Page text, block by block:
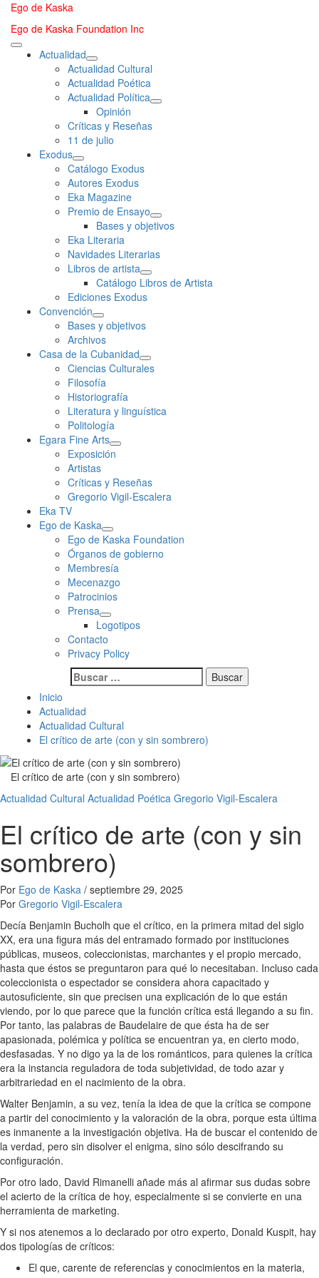
Saltar
contenido
Ego de Kaska
Ego de Kaska Foundation Inc
MenúActualidad
Actualidad Cultural
Actualidad Poética
Actualidad Política
Opinión
Críticas y Reseñas
11 de julio
Exodus
Catálogo Exodus
Autores Exodus
Eka Magazine
Premio de Ensayo
Bases y objetivos
Eka Literaria
Navidades Literarias
Libros de artista
Catálogo Libros de Artista
Ediciones Exodus
Convención
Bases y objetivos
Archivos
Casa de la Cubanidad
Ciencias Culturales
Filosofía
Historiografía
Literatura y linguística
Politología
Egara Fine Arts
Exposición
Artistas
Críticas y Reseñas
Gregorio Vigil-Escalera
Eka TV
Ego de Kaska
Ego de Kaska Foundation
Órganos de gobierno
Membresía
Mecenazgo
Patrocinios
Prensa
Logotipos
Contacto
Privacy Policy
Buscar:
Inicio
Actualidad
Actualidad Cultural
El crítico de arte (con y sin sombrero)
El crítico de arte (con y sin sombrero)
Actualidad Cultural Actualidad Poética Gregorio Vigil-Escalera
El crítico de arte (con y sin
sombrero)
Por Ego de Kaska / septiembre 29, 2025
Por Gregorio Vigil-Escalera
Decía Benjamin Bucholh que el crítico, en la primera mitad del siglo
XX, era una figura más del entramado formado por instituciones
públicas, museos, coleccionistas, marchantes y el propio mercado,
hasta que éstos se preguntaron para qué lo necesitaban. Incluso cada
coleccionista o espectador se considera ahora capacitado y
autosuficiente, sin que precisen una explicación de lo que están
viendo, por lo que parece que la función crítica está llegando a su fin.
Por tanto, las palabras de Baudelaire de que ésta ha de ser
apasionada, polémica y política se encuentran ya, en cierto modo,
desfasadas. Y no digo ya la de los románticos, para quienes la crítica
era la instancia reguladora de toda subjetividad, de todo azar y
arbitrariedad en el nacimiento de la obra.
Walter Benjamin, a su vez, tenía la idea de que la crítica se compone
a partir del conocimiento y la valoración de la obra, porque esta última
es inmanente a la investigación objetiva. Ha de buscar el contenido de
la verdad, pero sin disolver el enigma, sino sólo descifrando su
configuración.
Por otro lado, David Rimanelli añade más al afirmar sus dudas sobre
el acierto de la crítica de hoy, especialmente si se convierte en una
herramienta de marketing.
Y si nos atenemos a lo declarado por otro experto, Donald Kuspit, hay
dos tipologías de críticos:
El que, carente de referencias y conocimientos en la materia,